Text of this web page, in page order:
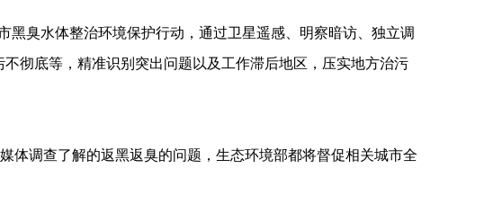
臭水体整治环境保护行动，通过卫星遥感、明察暗访、独立调
彻底等，精准识别突出问题以及工作滞后地区，压实地方治污
体调查了解的返黑返臭的问题，生态环境部都将督促相关城市全